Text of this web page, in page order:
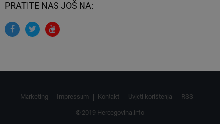
PRATITE NAS JOŠ NA:
Marketing Impressum Kontakt Uvjeti korištenja RSS
© 2019 Hercegovina.info